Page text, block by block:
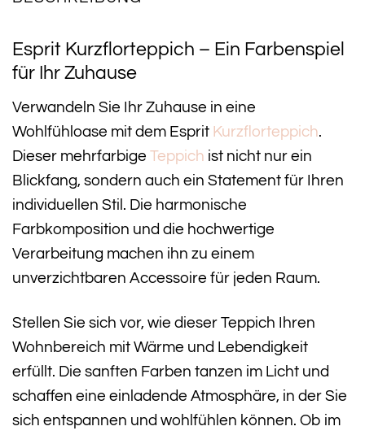
Esprit Kurzflorteppich – Ein Farbenspiel
für Ihr Zuhause
Verwandeln Sie Ihr Zuhause in eine
Wohlfühloase mit dem Esprit Kurzflorteppich.
Dieser mehrfarbige Teppich ist nicht nur ein
Blickfang, sondern auch ein Statement für Ihren
individuellen Stil. Die harmonische
Farbkomposition und die hochwertige
Verarbeitung machen ihn zu einem
unverzichtbaren Accessoire für jeden Raum.
Stellen Sie sich vor, wie dieser Teppich Ihren
Wohnbereich mit Wärme und Lebendigkeit
erfüllt. Die sanften Farben tanzen im Licht und
schaffen eine einladende Atmosphäre, in der Sie
sich entspannen und wohlfühlen können. Ob im